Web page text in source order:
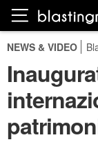
NEWS & VIDEO